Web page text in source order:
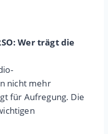
Wer trägt die
nicht mehr
für Aufregung. Die